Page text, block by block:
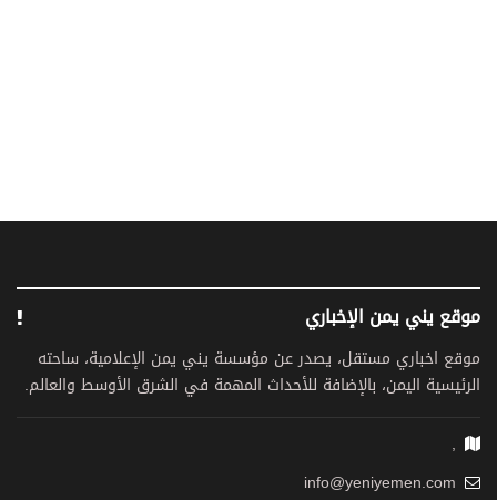
موقع يني يمن الإخباري
موقع اخباري مستقل، يصدر عن مؤسسة يني يمن الإعلامية، ساحته
الرئيسية اليمن، بالإضافة للأحداث المهمة في الشرق الأوسط والعالم.
,
info@yeniyemen.com